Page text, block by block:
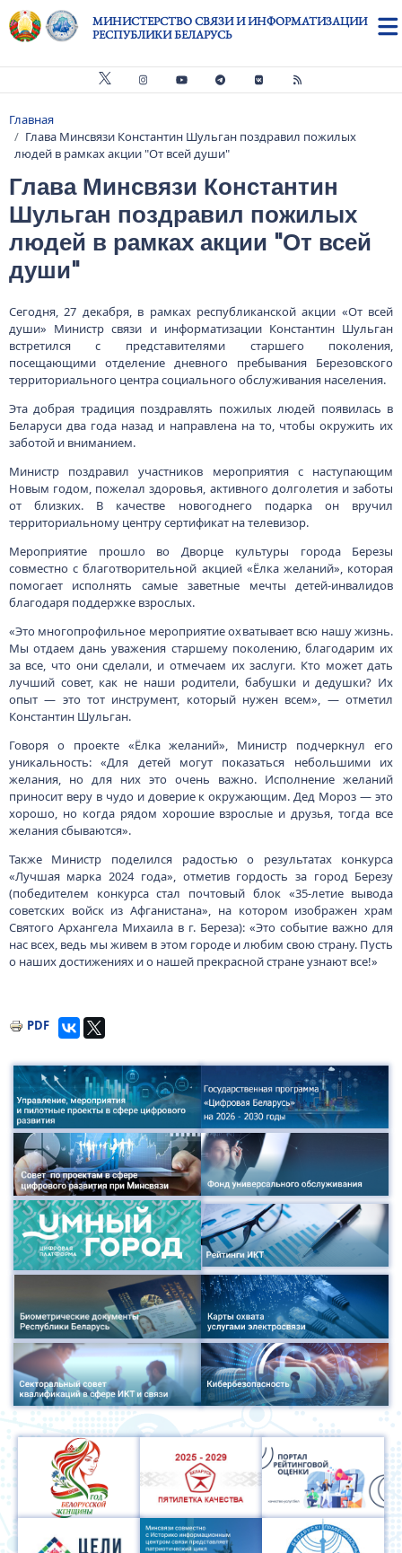
Перейти к основному содержанию
МИНИСТЕРСТВО СВЯЗИ И ИНФОРМАТИЗАЦИИ
РЕСПУБЛИКИ БЕЛАРУСЬ
Строка навигации
Главная
Глава Минсвязи Константин Шульган поздравил пожилых
людей в рамках акции "От всей души"
Глава Минсвязи Константин
Шульган поздравил пожилых
людей в рамках акции "От всей
души"
Сегодня, 27 декабря, в рамках республиканской акции «От всей
души» Министр связи и информатизации Константин Шульган
встретился с представителями старшего поколения,
посещающими отделение дневного пребывания Березовского
территориального центра социального обслуживания населения.
Эта добрая традиция поздравлять пожилых людей появилась в
Беларуси два года назад и направлена на то, чтобы окружить их
заботой и вниманием.
Министр поздравил участников мероприятия с наступающим
Новым годом, пожелал здоровья, активного долголетия и заботы
от близких. В качестве новогоднего подарка он вручил
территориальному центру сертификат на телевизор.
Мероприятие прошло во Дворце культуры города Березы
совместно с благотворительной акцией «Ёлка желаний», которая
помогает исполнять самые заветные мечты детей-инвалидов
благодаря поддержке взрослых.
«Это многопрофильное мероприятие охватывает всю нашу жизнь.
Мы отдаем дань уважения старшему поколению, благодарим их
за все, что они сделали, и отмечаем их заслуги. Кто может дать
лучший совет, как не наши родители, бабушки и дедушки? Их
опыт — это тот инструмент, который нужен всем», — отметил
Константин Шульган.
Говоря о проекте «Ёлка желаний», Министр подчеркнул его
уникальность: «Для детей могут показаться небольшими их
желания, но для них это очень важно. Исполнение желаний
приносит веру в чудо и доверие к окружающим. Дед Мороз — это
хорошо, но когда рядом хорошие взрослые и друзья, тогда все
желания сбываются».
Также Министр поделился радостью о результатах конкурса
«Лучшая марка 2024 года», отметив гордость за город Березу
(победителем конкурса стал почтовый блок «35-летие вывода
советских войск из Афганистана», на котором изображен храм
Святого Архангела Михаила в г. Береза): «Это событие важно для
нас всех, ведь мы живем в этом городе и любим свою страну. Пусть
о наших достижениях и о нашей прекрасной стране узнают все!»
PDF